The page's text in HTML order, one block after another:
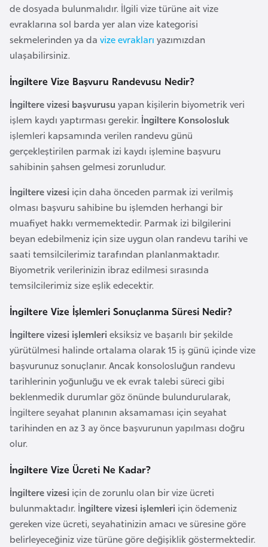
de dosyada bulunmalıdır. İlgili vize türüne ait vize
evraklarına sol barda yer alan vize kategorisi
sekmelerinden ya da vize evrakları yazımızdan
ulaşabilirsiniz.
İngiltere Vize Başvuru Randevusu Nedir?
İngiltere vizesi başvurusu yapan kişilerin biyometrik veri
işlem kaydı yaptırması gerekir. İngiltere Konsolosluk
işlemleri kapsamında verilen randevu günü
gerçekleştirilen parmak izi kaydı işlemine başvuru
sahibinin şahsen gelmesi zorunludur.
İngiltere vizesi için daha önceden parmak izi verilmiş
olması başvuru sahibine bu işlemden herhangi bir
muafiyet hakkı vermemektedir. Parmak izi bilgilerini
beyan edebilmeniz için size uygun olan randevu tarihi ve
saati temsilcilerimiz tarafından planlanmaktadır.
Biyometrik verilerinizin ibraz edilmesi sırasında
temsilcilerimiz size eşlik edecektir.
İngiltere Vize İşlemleri Sonuçlanma Süresi Nedir?
İngiltere vizesi işlemleri eksiksiz ve başarılı bir şekilde
yürütülmesi halinde ortalama olarak 15 iş günü içinde vize
başvurunuz sonuçlanır. Ancak konsolosluğun randevu
tarihlerinin yoğunluğu ve ek evrak talebi süreci gibi
beklenmedik durumlar göz önünde bulundurularak,
İngiltere seyahat planının aksamaması için seyahat
tarihinden en az 3 ay önce başvurunun yapılması doğru
olur.
İngiltere Vize Ücreti Ne Kadar?
İngiltere vizesi için de zorunlu olan bir vize ücreti
bulunmaktadır. İngiltere vizesi işlemleri için ödemeniz
gereken vize ücreti, seyahatinizin amacı ve süresine göre
belirleyeceğiniz vize türüne göre değişiklik göstermektedir.
t
i
Ç
n
D
a
n
i
m
a
r
k
a
D
m
o
k
r
a
t
i
k
K
n
g
o
B